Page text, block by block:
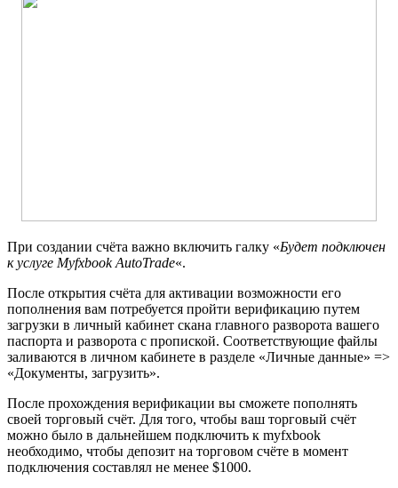
При создании счёта важно включить галку «Будет подключен
к услуге Myfxbook AutoTrade«.
После открытия счёта для активации возможности его
пополнения вам потребуется пройти верификацию путем
загрузки в личный кабинет скана главного разворота вашего
паспорта и разворота с пропиской. Соответствующие файлы
заливаются в личном кабинете в разделе «Личные данные» =>
«Документы, загрузить».
После прохождения верификации вы сможете пополнять
своей торговый счёт. Для того, чтобы ваш торговый счёт
можно было в дальнейшем подключить к myfxbook
необходимо, чтобы депозит на торговом счёте в момент
подключения составлял не менее $1000.